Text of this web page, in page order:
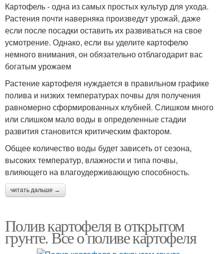
Картофель - одна из самых простых культур для ухода.
Растения почти наверняка произведут урожай, даже
если после посадки оставить их развиваться на свое
усмотрение. Однако, если вы уделите картофелю
немного внимания, он обязательно отблагодарит вас
богатым урожаем
Растение картофеля нуждается в правильном графике
полива и низких температурах почвы для получения
равномерно сформированных клубней. Слишком много
или слишком мало воды в определенные стадии
развития становится критическим фактором.
Общее количество воды будет зависеть от сезона,
высоких температур, влажности и типа почвы,
влияющего на влагоудерживающую способность.
читать дальше →
Полив картофеля в открытом
грунте. Все о поливе картофеля